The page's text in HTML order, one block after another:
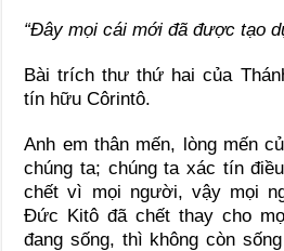
“Ðây mọi cái mới đã được tạo
Bài trích thư thứ hai của
tín hữu Côrintô.
Anh em thân mến, lòng mến
chúng ta; chúng ta xác tín
chết vì mọi người, vậy mọi
Ðức Kitô đã chết thay cho
đang sống, thì không còn